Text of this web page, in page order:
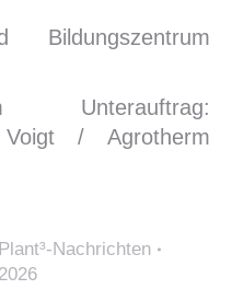
Bildungszentrum
Unterauftrag:
Voigt / Agrotherm
Plant³-Nachrichten